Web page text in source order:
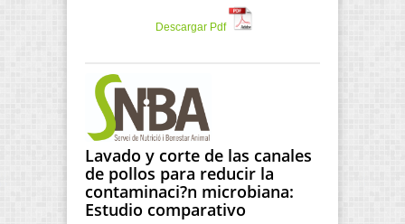
Descargar Pdf
Lavado y corte de las canales
de pollos para reducir la
contaminaci?n microbiana:
Estudio comparativo